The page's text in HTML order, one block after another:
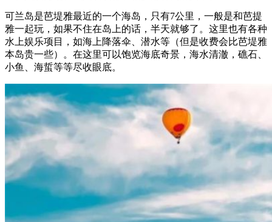
可兰岛是芭堤雅最近的一个海岛，只有7公里，一般是和芭提
雅一起玩，如果不住在岛上的话，半天就够了。这里也有各种
水上娱乐项目，如海上降落伞、潜水等（但是收费会比芭堤雅
本岛贵一些）。在这里可以饱览海底奇景，海水清澈，礁石、
小鱼、海蜇等等尽收眼底。